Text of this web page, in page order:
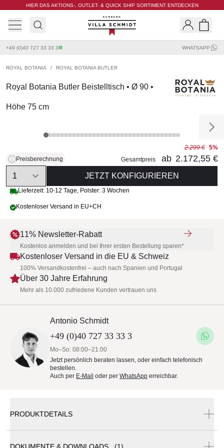
HIER DAS AKTIONS-, OUTLET- & QUICK SHIP SORTIMENT ENTDECKEN
Villa Schmidt
+49 (0)40 727 33 33 3 WHATSAPP
ROYAL BOTANIA / ROYAL BOTANIA BUTLER
Royal Botania Butler Beistelltisch • Ø 90 •
Höhe 75 cm
Preisberechnung
2.299 € 5%
Gesamtpreis
ab 2.172,55 €
Quantity
JETZT KONFIGURIEREN
Lieferzeit: 10-12 Tage, Polster: 3 Wochen
Kostenloser Versand in EU+CH
11% Newsletter-Rabatt
Kostenlos anmelden und bei Ihrer ersten Bestellung sparen*
Kostenloser Versand in die EU & Schweiz
100% Versandkostenfrei – auch nach Spanien und Portugal
Über 30 Jahre Erfahrung
Mehr als 10.000 zufriedene Kunden vertrauen uns
Antonio Schmidt
+49 (0)40 727 33 33 3
Mo–So: 08:00–21:00
Jetzt persönlich beraten lassen, oder einfach telefonisch
bestellen.
Auch per E-Mail oder per WhatsApp erreichbar.
PRODUKTDETAILS
DOKUMENTE & DOWNLOADS (1)